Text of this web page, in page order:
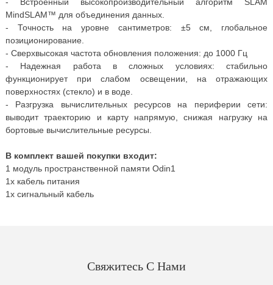
- Встроенный высокопроизводительный алгоритм SLAM
MindSLAM™ для объединения данных.
- Точность на уровне сантиметров: ±5 см, глобальное
позиционирование.
- Сверхвысокая частота обновления положения: до 1000 Гц
- Надежная работа в сложных условиях: стабильно
функционирует при слабом освещении, на отражающих
поверхностях (стекло) и в воде.
- Разгрузка вычислительных ресурсов на периферии сети:
выводит траекторию и карту напрямую, снижая нагрузку на
бортовые вычислительные ресурсы.
В комплект вашей покупки входит:
1 модуль пространственной памяти Odin1
1x кабель питания
1x сигнальный кабель
Свяжитесь С Нами